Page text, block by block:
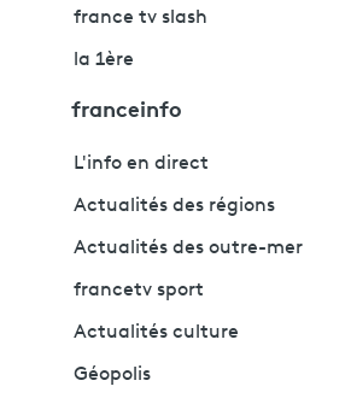
france tv slash
la 1ère
franceinfo
L'info en direct
Actualités des régions
Actualités des outre-mer
francetv sport
Actualités culture
Géopolis